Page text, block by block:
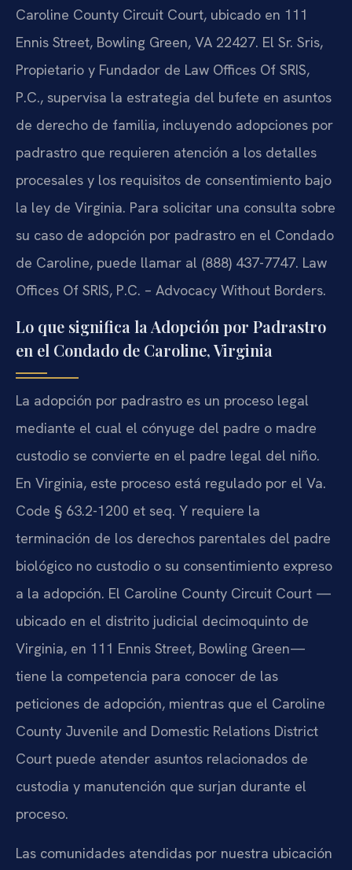
Caroline County Circuit Court, ubicado en 111
Ennis Street, Bowling Green, VA 22427. El Sr. Sris,
Propietario y Fundador de Law Offices Of SRIS,
P.C., supervisa la estrategia del bufete en asuntos
de derecho de familia, incluyendo adopciones por
padrastro que requieren atención a los detalles
procesales y los requisitos de consentimiento bajo
la ley de Virginia. Para solicitar una consulta sobre
su caso de adopción por padrastro en el Condado
de Caroline, puede llamar al (888) 437-7747. Law
Offices Of SRIS, P.C. – Advocacy Without Borders.
Lo que significa la Adopción por Padrastro
en el Condado de Caroline, Virginia
La adopción por padrastro es un proceso legal
mediante el cual el cónyuge del padre o madre
custodio se convierte en el padre legal del niño.
En Virginia, este proceso está regulado por el Va.
Code § 63.2-1200 et seq. Y requiere la
terminación de los derechos parentales del padre
biológico no custodio o su consentimiento expreso
a la adopción. El Caroline County Circuit Court —
ubicado en el distrito judicial decimoquinto de
Virginia, en 111 Ennis Street, Bowling Green—
tiene la competencia para conocer de las
peticiones de adopción, mientras que el Caroline
County Juvenile and Domestic Relations District
Court puede atender asuntos relacionados de
custodia y manutención que surjan durante el
proceso.
Las comunidades atendidas por nuestra ubicación